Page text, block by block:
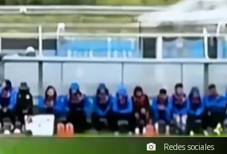
Redes sociales